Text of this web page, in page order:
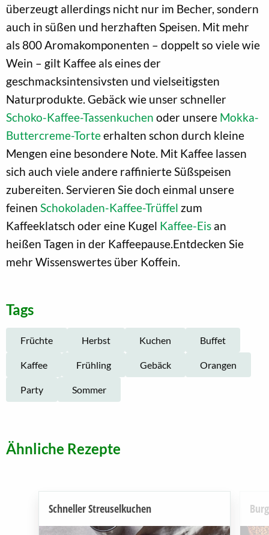
überzeugt allerdings nicht nur im Becher, sondern
auch in süßen und herzhaften Speisen. Mit mehr
als 800 Aromakomponenten – doppelt so viele wie
Wein – gilt Kaffee als eines der
geschmacksintensivsten und vielseitigsten
Naturprodukte. Gebäck wie unser schneller
Schoko-Kaffee-Tassenkuchen oder unsere Mokka-
Buttercreme-Torteerhalten schon durch kleine
Mengen eine besondere Note. Mit Kaffee lassen
sich auch viele andere raffinierte Süßspeisen
zubereiten. Servieren Sie doch einmal unsere
feinen Schokoladen-Kaffee-Trüffel zum
Kaffeeklatsch oder eine Kugel Kaffee-Eis an
heißen Tagen in der Kaffeepause.Entdecken Sie
mehr Wissenswertes über Koffein.
Tags
Früchte Herbst Kuchen Buffet
Kaffee Frühling Gebäck Orangen
Party Sommer
Ähnliche Rezepte
Schneller Streuselkuchen